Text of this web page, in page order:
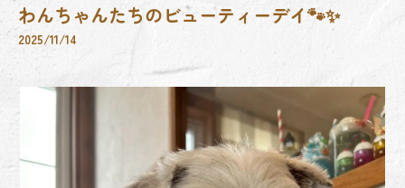
わんちゃんたちのビューティーデイ🐾✨
2025/11/14